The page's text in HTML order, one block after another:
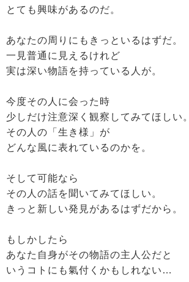
とても興味があるのだ。
あなたの周りにもきっといるはずだ。
一見普通に見えるけれど
実は深い物語を持っている人が。
今度その人に会った時
少しだけ注意深く観察してみてほしい。
その人の「生き様」が
どんな風に表れているのかを。
そして可能なら
その人の話を聞いてみてほしい。
きっと新しい発見があるはずだから。
もしかしたら
あなた自身がその物語の主人公だと
いうコトにも氣付くかもしれない…